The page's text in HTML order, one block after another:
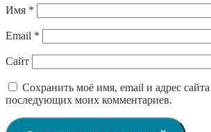
Имя *
Email *
Сайт
Сохранить моё имя, email и адрес сайта
последующих моих комментариев.